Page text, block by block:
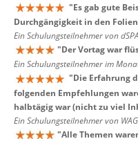
"Es gab gute
Durchgängigkeit in den
Ein Schulungsteilnehmer von
"Der Vortag war
Ein Schulungsteilnehmer im
"Die Erfahrung
folgenden Empfehlungen
halbtägig war (nicht zu viel
Ein Schulungsteilnehmer von
"Alle Themen